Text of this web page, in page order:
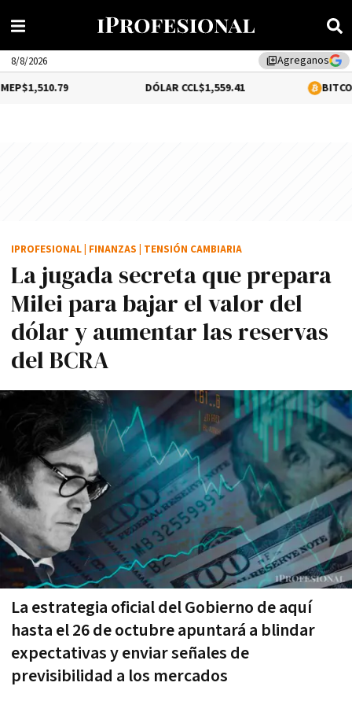
library_addAgreganos
8/8/2026
$1,559.41 0.2%
La jugada secreta que prepara
Milei para bajar el valor del
dólar y aumentar las reservas
del BCRA
La estrategia oficial del Gobierno de aquí
hasta el 26 de octubre apuntará a blindar
expectativas y enviar señales de
previsibilidad a los mercados
IPROFESIONAL FINANZAS TENSIÓN CAMBIARIA